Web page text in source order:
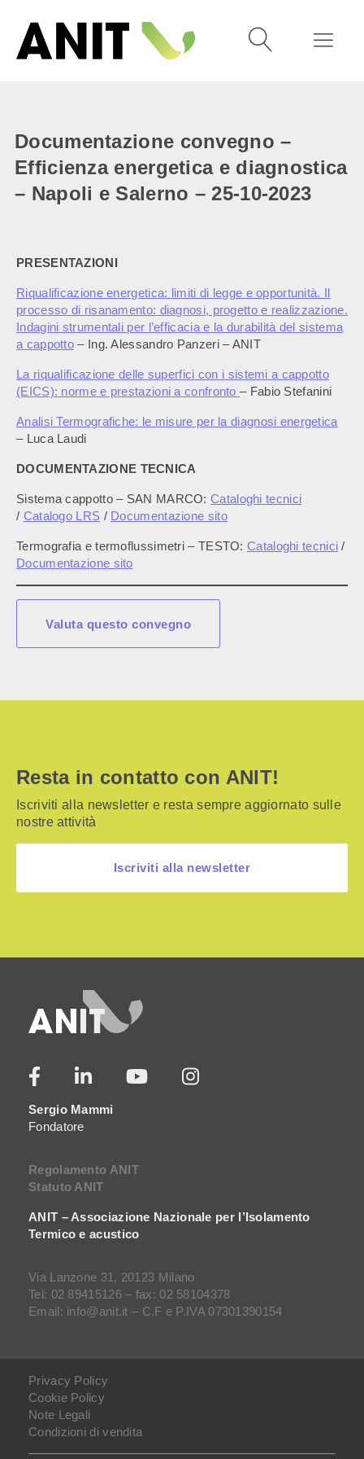
Documentazione convegno –
Efficienza energetica e diagnostica
– Napoli e Salerno – 25-10-2023
PRESENTAZIONI
Riqualificazione energetica: limiti di legge e opportunità. Il
processo di risanamento: diagnosi, progetto e realizzazione.
Indagini strumentali per l’efficacia e la durabilità del sistema
a cappotto – Ing. Alessandro Panzeri – ANIT
La riqualificazione delle superfici con i sistemi a cappotto
(EICS): norme e prestazioni a confronto– Fabio Stefanini
Analisi Termografiche: le misure per la diagnosi energetica
– Luca Laudi
DOCUMENTAZIONE TECNICA
Sistema cappotto – SAN MARCO:Cataloghi tecnici
/ Catalogo LRS / Documentazione sito
Termografia e termoflussimetri – TESTO:Cataloghi tecnici /
Documentazione sito
Valuta questo convegno
Resta in contatto con ANIT!
Iscriviti alla newsletter e resta sempre aggiornato sulle
nostre attività
Iscriviti alla newsletter
Sergio Mammi
Fondatore
Regolamento ANIT
Statuto ANIT
ANIT – Associazione Nazionale per l’Isolamento
Termico e acustico
Via Lanzone 31, 20123 Milano
Tel: 02 89415126 – fax: 02 58104378
Email: info@anit.it – C.F e P.IVA 07301390154
Privacy Policy
Cookie Policy
Note Legali
Condizioni di vendita